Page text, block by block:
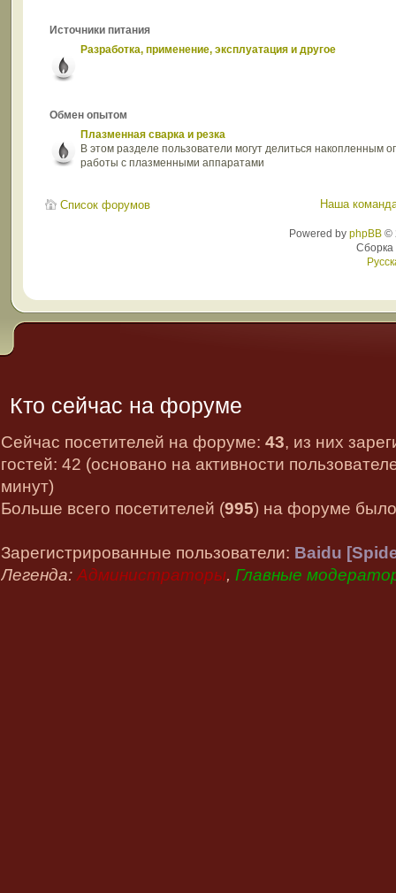
Источники питания
Разработка, применение, эксплуатация и другое
Обмен опытом
Плазменная сварка и резка
В этом разделе пользователи могут делиться накопленным
работы с плазменными аппаратами
Список форумов Наша
Powered by phpBB©
Кто сейчас на форуме
Сейчас посетителей на форуме: 43, из них
гостей: 42 (основано на активности
минут)
Больше всего посетителей (995) на форуме
Зарегистрированные пользователи: Baidu
Легенда: Администраторы, Главные